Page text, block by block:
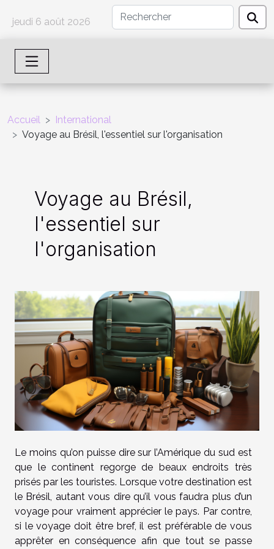
jeudi 6 août 2026
Accueil
International
Voyage au Brésil, l'essentiel sur l'organisation
Voyage au Brésil,
l'essentiel sur
l'organisation
Le moins qu’on puisse dire sur l’Amérique du sud est
que le continent regorge de beaux endroits très
prisés par les touristes. Lorsque votre destination est
le Brésil, autant vous dire qu’il vous faudra plus d’un
voyage pour vraiment apprécier le pays. Par contre,
si le voyage doit être bref, il est préférable de vous
apprêter en conséquence afin que tout se passe